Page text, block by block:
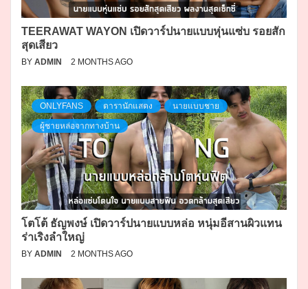
TEERAWAT WAYON เปิดวาร์ปนายแบบหุ่นแซ่บ รอยสัก
สุดเสียว
BY ADMIN 2 MONTHS AGO
ONLYFANS ดารานักแสดง นายแบบชาย
ผู้ชายหล่อจากทางบ้าน
โตโต้ ธัญพงษ์ เปิดวาร์ปนายแบบหล่อ หนุ่มอีสานผิวแทน
ร่าเริงลำใหญ่
BY ADMIN 2 MONTHS AGO